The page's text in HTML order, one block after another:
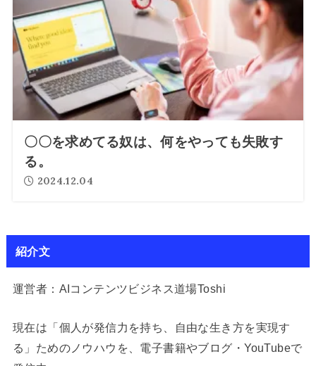
〇〇を求めてる奴は、何をやっても失敗す
る。
2024.12.04
紹介文
運営者：AIコンテンツビジネス道場Toshi
現在は「個人が発信力を持ち、自由な生き方を実現す
る」ためのノウハウを、電子書籍やブログ・YouTubeで